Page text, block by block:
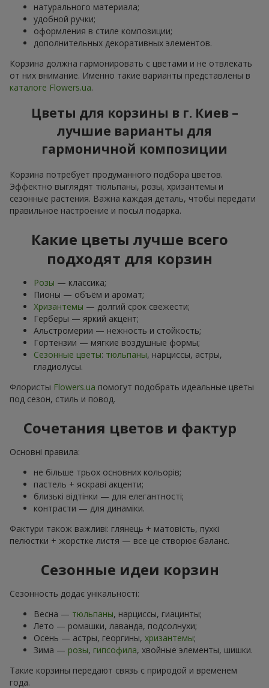
натурального материала;
удобной ручки;
оформления в стиле композиции;
дополнительных декоративных элементов.
Корзина должна гармонировать с цветами и не отвлекать
от них внимание. Именно такие варианты представлены в
каталоге Flowers.ua.
Цветы для корзины в г. Киев –
лучшие варианты для
гармоничной композиции
Корзина потребует продуманного подбора цветов.
Эффектно выглядят тюльпаны, розы, хризантемы и
сезонные растения. Важна каждая деталь, чтобы передати
правильное настроение и посыл подарка.
Какие цветы лучше всего
подходят для корзин
Розы — классика;
Пионы — объём и аромат;
Хризантемы — долгий срок свежести;
Герберы — яркий акцент;
Альстромерии — нежность и стойкость;
Гортензии — мягкие воздушные формы;
Сезонные цветы: тюльпаны, нарциссы, астры,
гладиолусы.
Флористы Flowers.ua помогут подобрать идеальные цветы
под сезон, стиль и повод.
Сочетания цветов и фактур
Основні правила:
не більше трьох основних кольорів;
пастель + яскраві акценти;
близькі відтінки — для елегантності;
контрасти — для динаміки.
Фактури також важливі: глянець + матовість, пухкі
пелюстки + жорстке листя — все це створює баланс.
Сезонные идеи корзин
Сезонность додає унікальності:
Весна — тюльпаны, нарциссы, гиацинты;
Лето — ромашки, лаванда, подсолнухи;
Осень — астры, георгины, хризантемы;
Зима — розы, гипсофила, хвойные элементы, шишки.
Такие корзины передают связь с природой и временем
года.